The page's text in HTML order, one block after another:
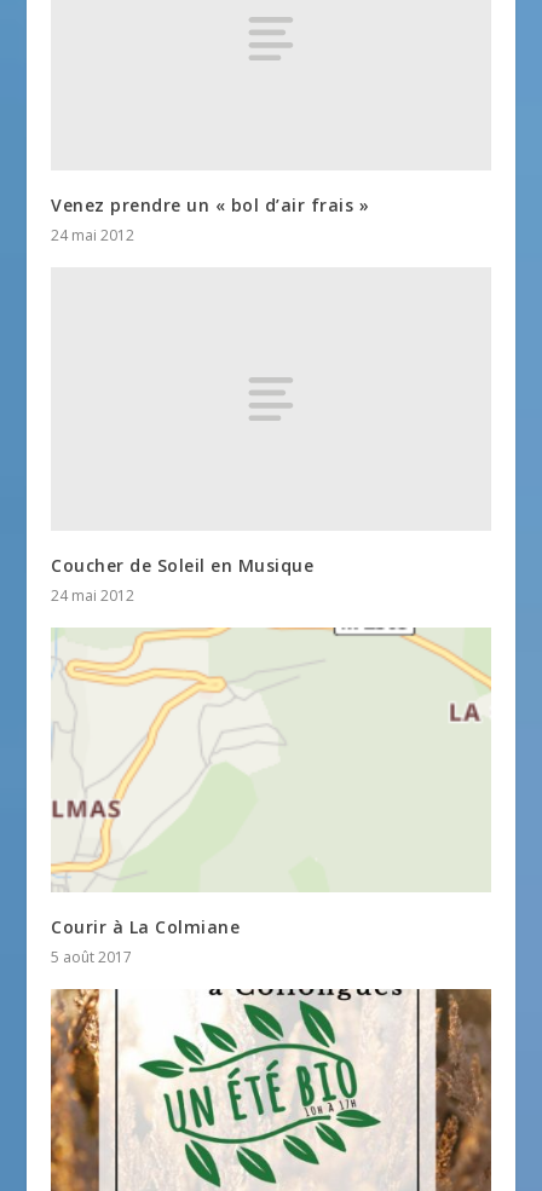
Venez prendre un « bol d’air frais »
24 mai 2012
Coucher de Soleil en Musique
24 mai 2012
Courir à La Colmiane
5 août 2017